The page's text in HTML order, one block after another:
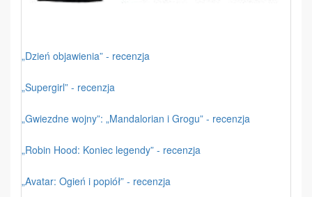
„Dzień objawienia” - recenzja
„Supergirl” - recenzja
„Gwiezdne wojny”: „Mandalorian i Grogu” - recenzja
„Robin Hood: Koniec legendy” - recenzja
„Avatar: Ogień i popiół” - recenzja